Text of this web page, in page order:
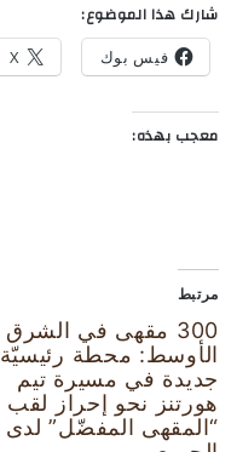
شارك هذا الموضوع:
فيس بوك X
معجب بهذه:
مرتبط
300 مقهى في الشرق
الأوسط: محطة رئيسيّة
جديدة في مسيرة تيم
هورتنز نحو إحراز لقب
“المقهى المفضّل” لدى